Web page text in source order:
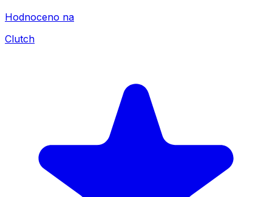
Hodnoceno na
Clutch